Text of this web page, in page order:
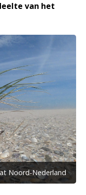
van het
Noord-Nederland